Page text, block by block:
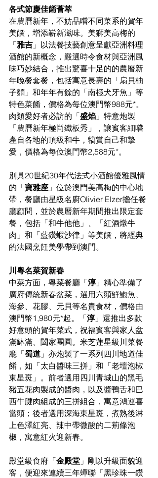
各式節慶佳餚薈萃
在農曆新年，不妨品嚐不同菜系的賀年
美饌，增添嶄新滋味。美獅美高梅的
「雅吉 」以法餐技藝創意呈獻亞洲料理
酒館的新概念，嚴選時令食材與亞洲風
味巧妙結合，推出驚喜十足的的農曆新
年晚餐套餐，包括寓意長壽的「扇貝柚
子麵」和年年有餘的「南極犬牙魚」等
特色菜餚，價格為每位澳門幣988元*。
肉類愛好者必訪的「盛焰 」特意炮製
「農曆新年極尚鐵板秀」，讓賓客細嚐
產自各地的頂級和牛，犒賞自己和摯
愛，價格為每位澳門幣2,588元*。
別具20世紀30年代法式小酒館優雅風情
的「寶雅座 」位於澳門美高梅的中心地
帶，餐廳由星級名廚Olivier Elzer擔任餐
廳顧問，並於農曆新年期間推出限定套
餐，包括「和牛他他」、「紅酒燉牛
肉」和「藍鑽蝦沙律」等美饌，將經典
的法國烹飪美學帶到澳門。
川粵名菜賀新春
中菜方面，粵菜餐廳「淳」精心準備了
廣府傳統新春盆菜，選用六頭鮮鮑魚、
海參、花膠、元貝等名貴食材，價格由
澳門幣1,980元*起。「淳」還推出多款
好意頭的賀年菜式，祝福賓客與家人盆
滿缽滿、闔家團圓。米芝蓮星級川菜餐
廳「蜀道 」亦炮製了一系列四川地道佳
餚，如「太白醬味三拼」和「老壇泡椒
東星斑」。前者選用四川青城山的黑毛
豬五花肉製成的醬肉，以及醬鴨舌和巴
西牛腱肉組成的三拼組合，寓意鴻運喜
當頭；後者選用深海東星斑，煮熟後淋
上色澤紅亮、辣中帶微酸的二荊條泡
椒，寓意紅火迎新春。
殿堂級食府「金殿堂 」剛以升級面貌迎
客，便迎來連續三年蟬聯「黑珍珠一鑽